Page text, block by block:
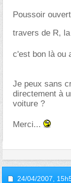
Poussoir
travers de R,
c'est bon là ou
Je peux sans
directement à
voiture ?
Merci...
24/04/2007,